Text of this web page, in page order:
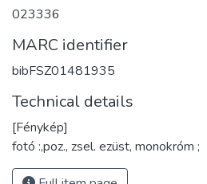
023336
MARC identifier
bibFSZ01481935
Technical details
[Fénykép]
fotó :,poz., zsel. ezüst, monokróm ;